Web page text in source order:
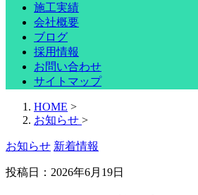
施工実績
会社概要
ブログ
採用情報
お問い合わせ
サイトマップ
HOME >
お知らせ >
お知らせ 新着情報
投稿日： 2026年6月19日